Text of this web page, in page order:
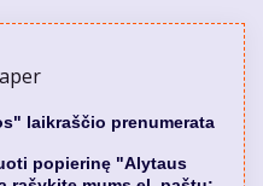
laikraščio prenumerata
popierinę "Alytaus